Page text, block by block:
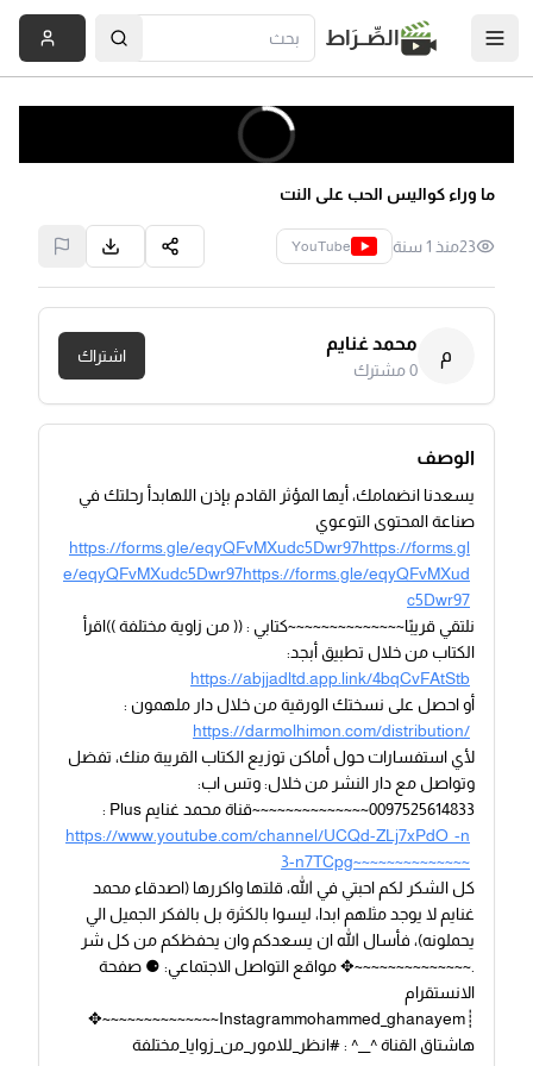
الصِّــرَاط
ما وراء كواليس الحب على النت
23منذ 1 سنة YouTube
م
محمد غنايم
0مشترك
اشتراك
الوصف
يسعدنا انضمامك، أيها المؤثر القادم بإذن اللهابدأ رحلتك في
صناعة المحتوى التوعوي
https://forms.gle/eqyQFvMXudc5Dwr97https://forms.gl
e/eqyQFvMXudc5Dwr97https://forms.gle/eqyQFvMXud
c5Dwr97
نلتقي قريبًا~~~~~~~~~~~~~~كتابي : (( من زاوية مختلفة ))اقرأ
الكتاب من خلال تطبيق أبجد:
https://abjjadltd.app.link/4bqCvFAtStb
أو احصل على نسختك الورقية من خلال دار ملهمون :
https://darmolhimon.com/distribution/
لأي استفسارات حول أماكن توزيع الكتاب القريبة منك، تفضل
وتواصل مع دار النشر من خلال: وتس اب:
0097525614833~~~~~~~~~~~~~~قناة محمد غنايم Plus :
https://www.youtube.com/channel/UCQd-ZLj7xPdO_-n
3-n7TCpg~~~~~~~~~~~~~~
كل الشكر لكم احبتي في الله، قلتها واكررها (اصدقاء محمد
غنايم لا يوجد مثلهم ابدا، ليسوا بالكثرة بل بالفكر الجميل الي
يحملونه)، فأسال الله ان يسعدكم وان يحفظكم من كل شر
.~~~~~~~~~~~~~~✥ مواقع التواصل الاجتماعي: ⚈ صفحة
الانستقرام
┊Instagrammohammed_ghanayem~~~~~~~~~~~~~~✥
هاشتاق القناة ^__^ : #انظر_للامور_من_زوايا_مختلفة